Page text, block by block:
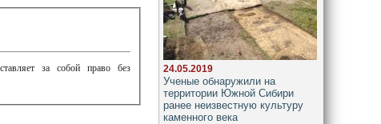
за собой право без
24.05.2019
Ученые обнаружили на
территории Южной Сибири
ранее неизвестную культуру
каменного века